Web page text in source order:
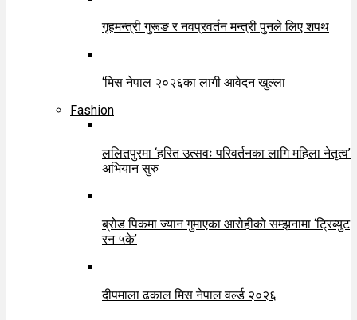
गृहमन्त्री गुरूङ र नवप्रवर्तन मन्त्री पुनले लिए शपथ
‘मिस नेपाल २०२६का लागी आवेदन खुल्ला
Fashion
ललितपुरमा ‘हरित उत्सवः परिवर्तनका लागि महिला नेतृत्व’
अभियान सुरु
ब्रोड पिकमा ज्यान गुमाएका आरोहीको सम्झनामा ‘ट्रिब्युट
रन ५के’
दीपमाला ढकाल मिस नेपाल वर्ल्ड २०२६